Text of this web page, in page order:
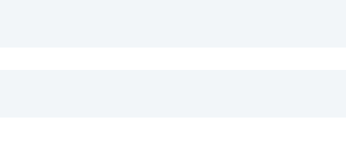
астронавт розповідає про власний шлях до